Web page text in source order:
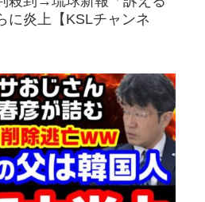
に炎上【KSLチャンネ